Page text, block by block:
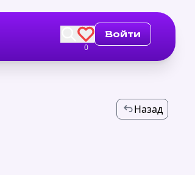
0
Войти
Назад